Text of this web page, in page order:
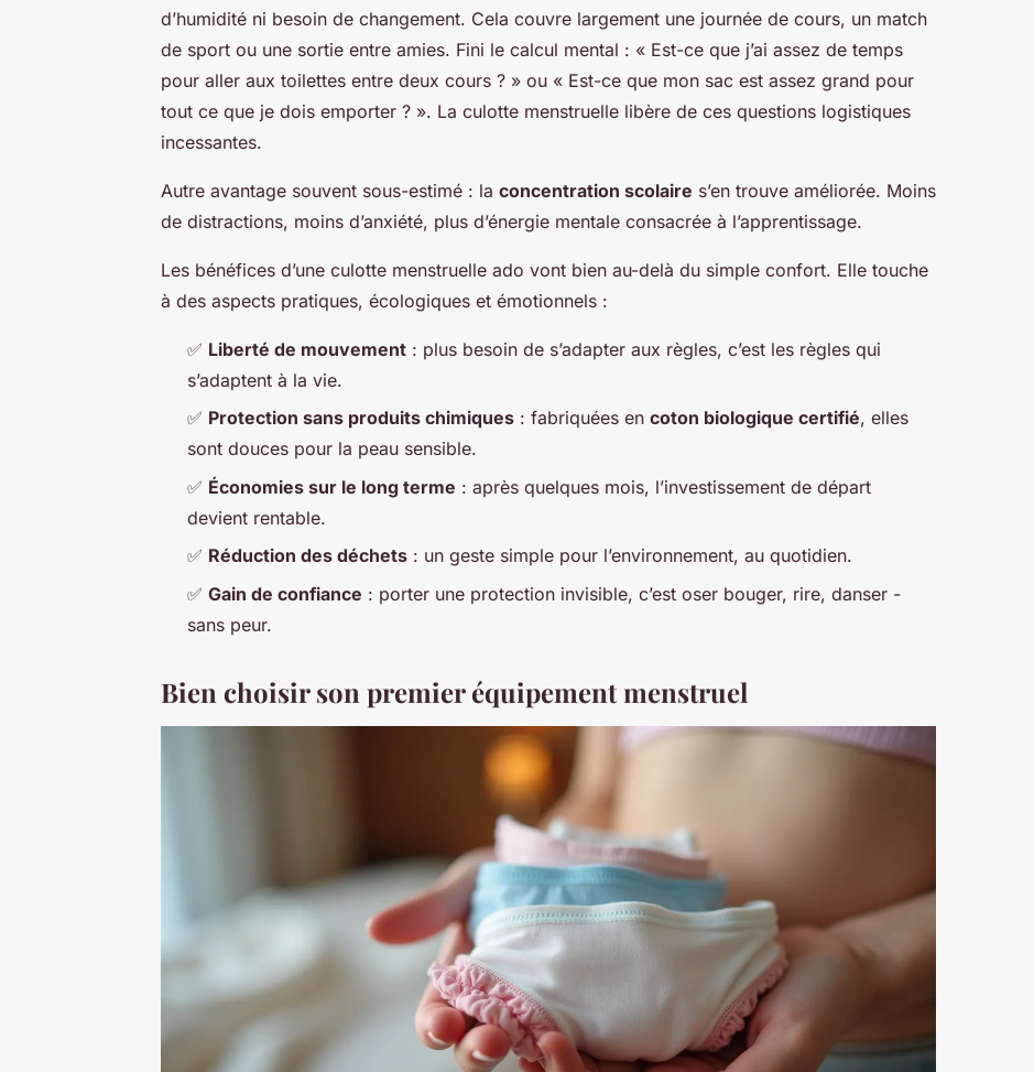
d’humidité ni besoin de changement. Cela couvre largement une journée de cours, un match
de sport ou une sortie entre amies. Fini le calcul mental : « Est-ce que j’ai assez de temps
pour aller aux toilettes entre deux cours ? » ou « Est-ce que mon sac est assez grand pour
tout ce que je dois emporter ? ». La culotte menstruelle libère de ces questions logistiques
incessantes.
Autre avantage souvent sous-estimé : la concentration scolaire s’en trouve améliorée. Moins
de distractions, moins d’anxiété, plus d’énergie mentale consacrée à l’apprentissage.
Les bénéfices d’une culotte menstruelle ado vont bien au-delà du simple confort. Elle touche
à des aspects pratiques, écologiques et émotionnels :
✅ Liberté de mouvement : plus besoin de s’adapter aux règles, c’est les règles qui
s’adaptent à la vie.
✅ Protection sans produits chimiques : fabriquées en coton biologique certifié, elles
sont douces pour la peau sensible.
✅ Économies sur le long terme : après quelques mois, l’investissement de départ
devient rentable.
✅ Réduction des déchets : un geste simple pour l’environnement, au quotidien.
✅ Gain de confiance : porter une protection invisible, c’est oser bouger, rire, danser -
sans peur.
Bien choisir son premier équipement menstruel